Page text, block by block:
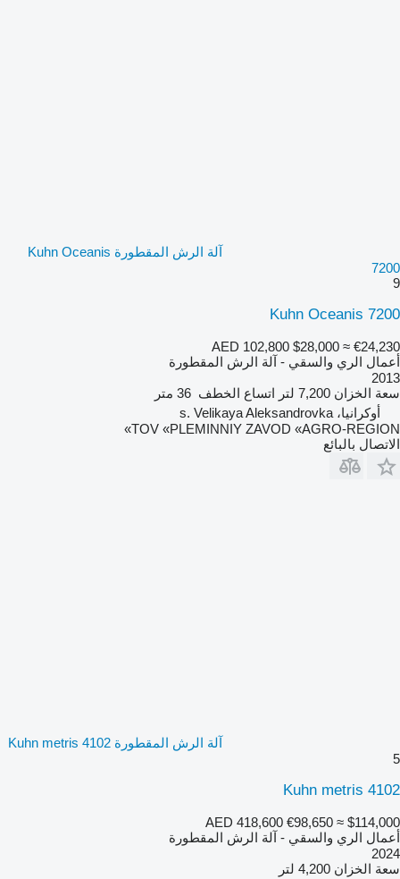
آلة الرش المقطورة Kuhn Oceanis
7200
9
Kuhn Oceanis 7200
AED 102,800 $28,000 ≈ €24,230
أعمال الري والسقي - آلة الرش المقطورة
2013
سعة الخزان 7,200 لتر اتساع الخطف 36 متر
أوكرانيا، s. Velikaya Aleksandrovka
TOV «PLEMINNIY ZAVOD «AGRO-REGION»
الاتصال بالبائع
آلة الرش المقطورة Kuhn metris 4102
5
Kuhn metris 4102
AED 418,600 €98,650 ≈ $114,000
أعمال الري والسقي - آلة الرش المقطورة
2024
سعة الخزان 4,200 لتر